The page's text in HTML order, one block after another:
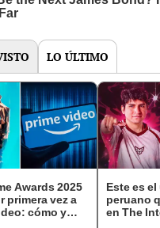
LO ÚLTIMO
Awards 2025
primera vez a
cómo y
Este es
peruano
en The